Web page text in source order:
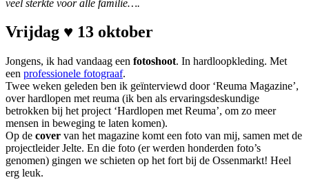
veel sterkte voor alle familie….
Vrijdag ♥ 13 oktober
Jongens, ik had vandaag een fotoshoot. In hardloopkleding. Met
een professionele fotograaf.
Twee weken geleden ben ik geïnterviewd door ‘Reuma Magazine’,
over hardlopen met reuma (ik ben als ervaringsdeskundige
betrokken bij het project ‘Hardlopen met Reuma’, om zo meer
mensen in beweging te laten komen).
Op de cover van het magazine komt een foto van mij, samen met de
projectleider Jelte. En die foto (er werden honderden foto’s
genomen) gingen we schieten op het fort bij de Ossenmarkt! Heel
erg leuk.